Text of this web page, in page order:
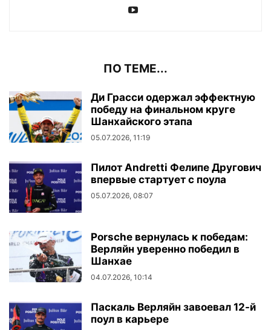
ПО ТЕМЕ...
Ди Грасси одержал эффектную
победу на финальном круге
Шанхайского этапа
05.07.2026, 11:19
Пилот Andretti Фелипе Другович
впервые стартует с поула
05.07.2026, 08:07
Porsche вернулась к победам:
Верляйн уверенно победил в
Шанхае
04.07.2026, 10:14
Паскаль Верляйн завоевал 12-й
поул в карьере